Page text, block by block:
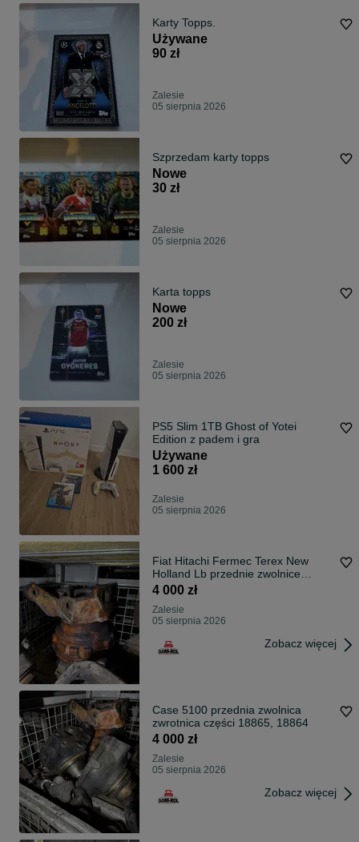
Karty Topps.
Używane
90 zł
Zalesie
05 sierpnia 2026
Szprzedam karty topps
Nowe
30 zł
Zalesie
05 sierpnia 2026
Karta topps
Nowe
200 zł
Zalesie
05 sierpnia 2026
PS5 Slim 1TB Ghost of Yotei
Edition z padem i gra
Używane
1 600 zł
Zalesie
05 sierpnia 2026
Fiat Hitachi Fermec Terex New
Holland Lb przednie zwolnice
części
4 000 zł
Zalesie
05 sierpnia 2026
Zobacz więcej
Case 5100 przednia zwolnica
zwrotnica części 18865, 18864
4 000 zł
Zalesie
05 sierpnia 2026
Zobacz więcej